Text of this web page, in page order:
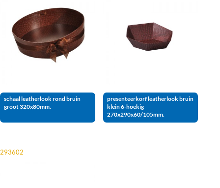
schaal leatherlook rond bruin
groot 320x80mm.
presenteerkorf leatherlook bruin
klein 6-hoekig
270x290x60/105mm.
293602